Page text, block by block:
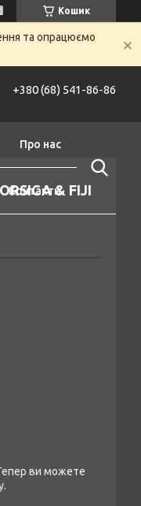
Кошик
та опрацюємо
+380 (68) 541-86-86
Про нас
Контакти& FIJI
ви можете